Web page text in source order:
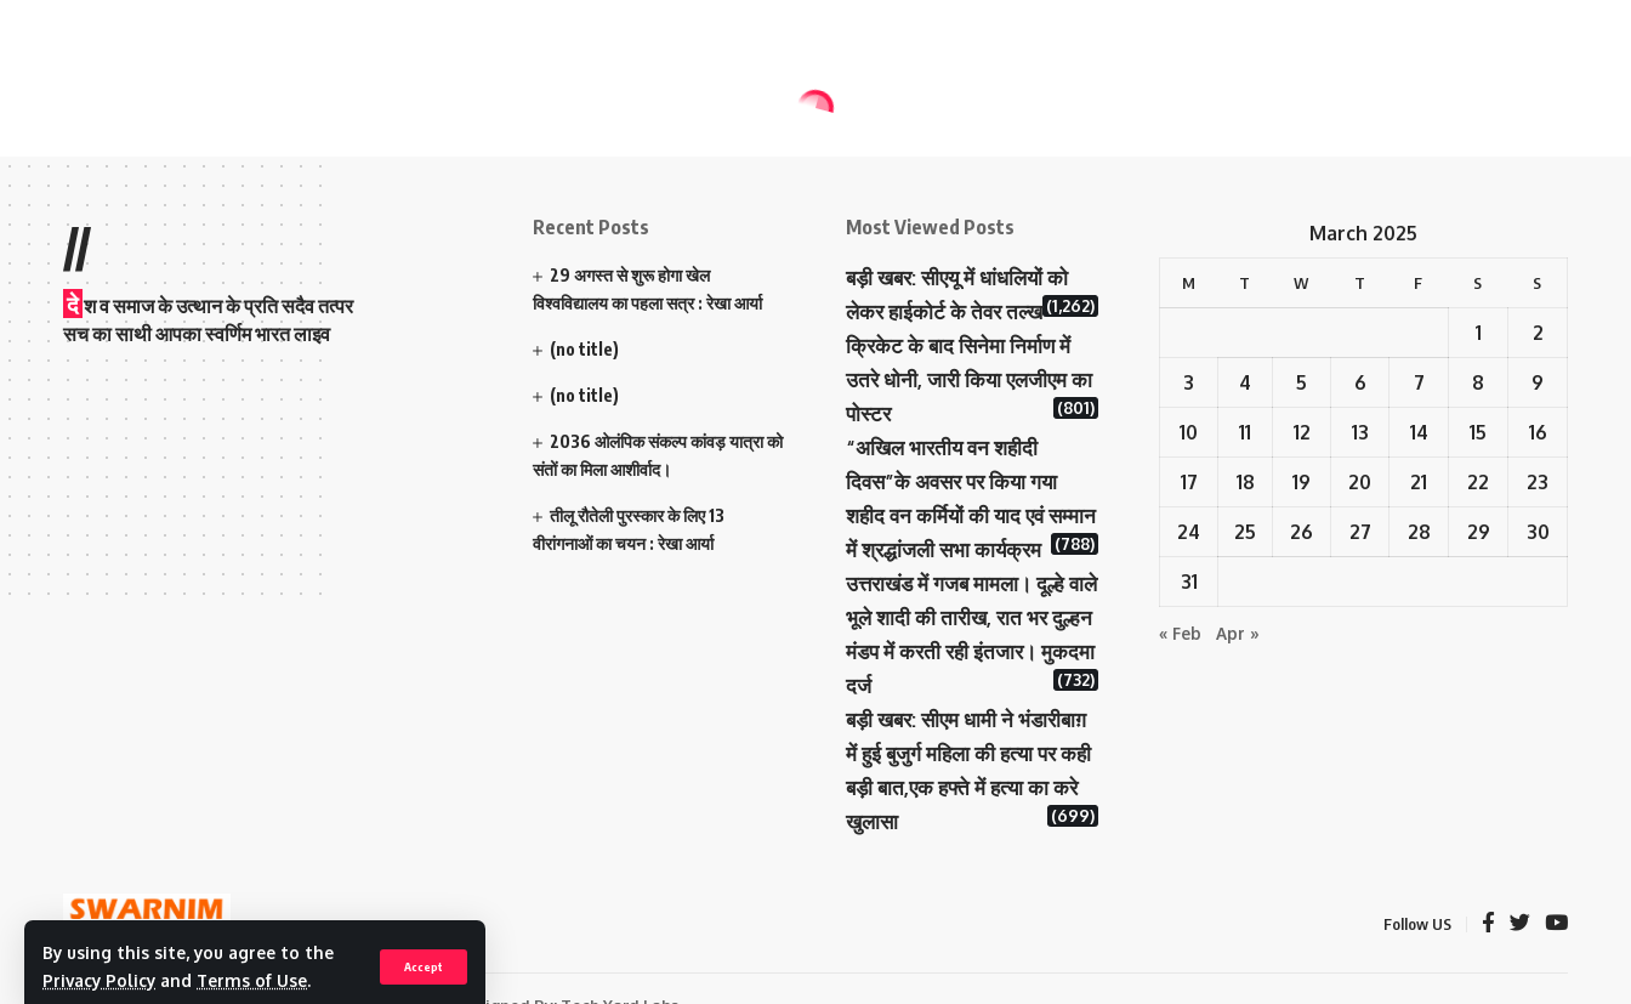
By using this site, you agree to the
Privacy Policy and Terms of Use.
Accept
//
दे श व समाज के उत्थान के प्रति सदैव तत्पर
सच का साथी आपका स्वर्णिम भारत लाइव
Recent Posts
29 अगस्त से शुरू होगा खेल
विश्वविद्यालय का पहला सत्र : रेखा आर्या
(no title)
(no title)
2036 ओलंपिक संकल्प कांवड़ यात्रा को
संतों का मिला आशीर्वाद।
तीलू रौतेली पुरस्कार के लिए 13
वीरांगनाओं का चयन : रेखा आर्या
Most Viewed Posts
बड़ी खबर: सीएयू में धांधलियों को
लेकर हाईकोर्ट के तेवर तल्ख (1,262)
क्रिकेट के बाद सिनेमा निर्माण में
उतरे धोनी, जारी किया एलजीएम का
पोस्टर
(801)
“अखिल भारतीय वन शहीदी
दिवस”के अवसर पर किया गया
शहीद वन कर्मियों की याद एवं सम्मान
में श्रद्धांजली सभा कार्यक्रम
(788)
उत्तराखंड में गजब मामला। दूल्हे वाले
भूले शादी की तारीख, रात भर दुल्हन
मंडप में करती रही इंतजार। मुकदमा
दर्ज
(732)
बड़ी खबर: सीएम धामी ने भंडारीबाग़
में हुई बुजुर्ग महिला की हत्या पर कही
बड़ी बात,एक हफ्ते में हत्या का करे
खुलासा
(699)
March 2025
M T W T F S S
1 2
3 4 5 6 7 8 9
10 11 12 13 14 15 16
17 18 19 20 21 22 23
24 25 26 27 28 29 30
31
« Feb Apr »
Follow US